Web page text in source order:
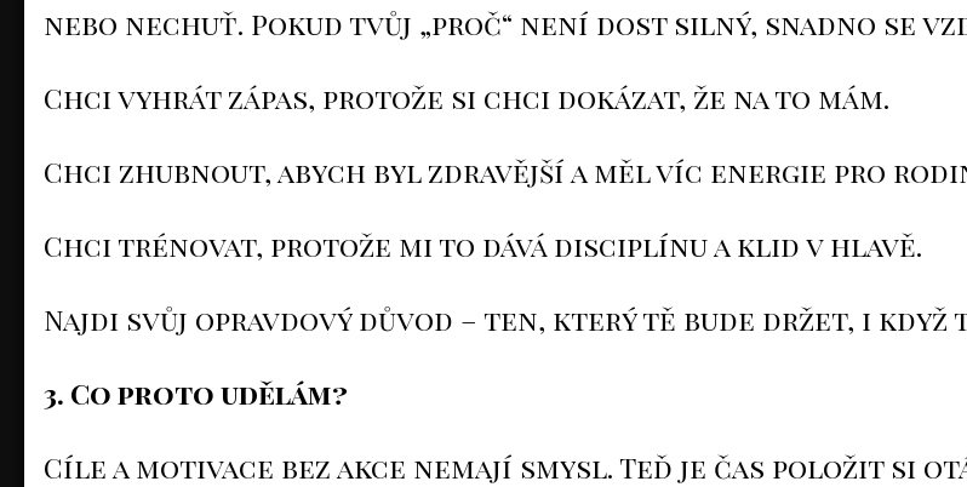
nebo nechuť. Pokud tvůj „proč“ není dost silný, snadno se
Chci vyhrát zápas, protože si chci dokázat, že na to mám.
Chci zhubnout, abych byl zdravější a měl víc energie pro
Chci trénovat, protože mi to dává disciplínu a klid v hlavě.
Najdi svůj opravdový důvod – ten, který tě bude držet, i když
3. Co proto udělám?
Cíle a motivace bez akce nemají smysl. Teď je čas položit si